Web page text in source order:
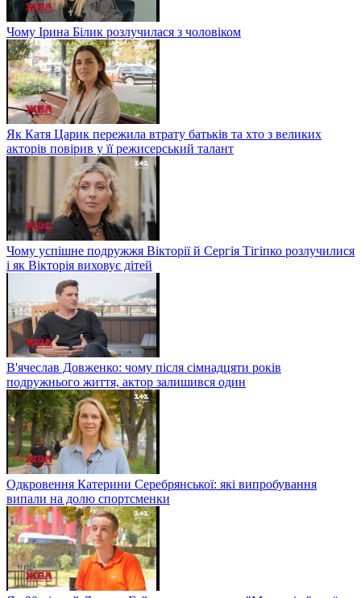
Чому Ірина Білик розлучилася з чоловіком
Як Катя Царик пережила втрату батьків та хто з великих
акторів повірив у її режисерський талант
Чому успішне подружжя Вікторії й Сергія Тігіпко розлучилися
і як Вікторія виховує дітей
В'ячеслав Довженко: чому після сімнадцяти років
подружнього життя, актор залишився один
Одкровення Катерини Серебрянської: які випробування
випали на долю спортсменки